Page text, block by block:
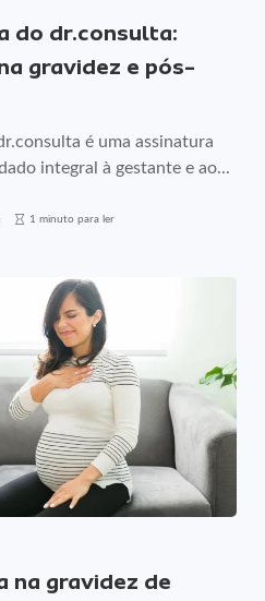
do dr.consulta:
gravidez e pós-
é uma assinatura
integral à gestante e ao...
1 minuto para ler
na gravidez de